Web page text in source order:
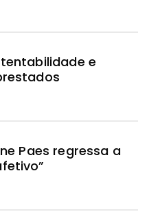
e
Paes regressa a